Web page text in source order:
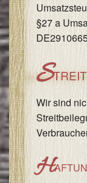
§27 a
S
Wir sind
H